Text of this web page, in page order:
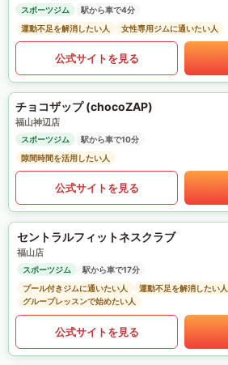
スポーツジム
駅から車で4分
運動不足を解消したい人
女性専用ジムに通いたい人
公式サイトを見る
チョコザップ (chocoZAP)
福山神辺店
スポーツジム
駅から車で10分
隙間時間を活用したい人
公式サイトを見る
セントラルフィットネスクラブ
福山店
スポーツジム
駅から車で17分
プール付きジムに通いたい人
運動不足を解消したい人
グループレッスンで始めたい人
公式サイトを見る